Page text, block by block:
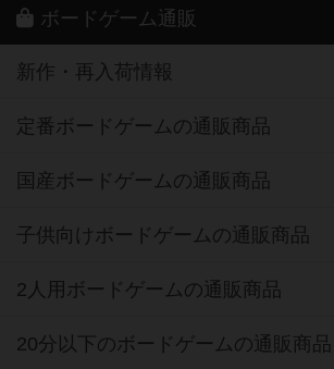
ボードゲーム通販
新作・再入荷情報
定番ボードゲームの通販商品
国産ボードゲームの通販商品
子供向けボードゲームの通販商品
2人用ボードゲームの通販商品
20分以下のボードゲームの通販商品